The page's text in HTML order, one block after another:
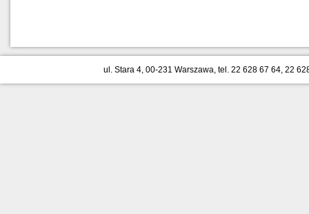
ul. Stara 4, 00-231 Warszawa, tel. 22 628 67 64, 22